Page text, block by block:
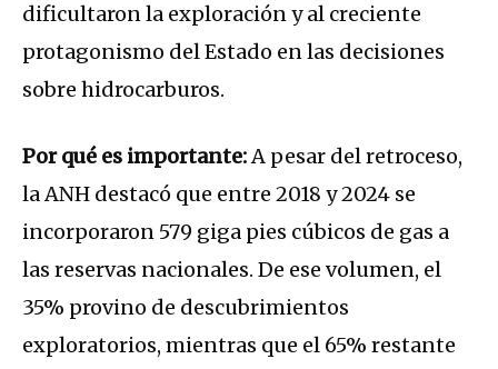
dificultaron la exploración y al creciente
protagonismo del Estado en las decisiones
sobre hidrocarburos.
Por qué es importante:A pesar del retroceso,
la ANH destacó que entre 2018 y 2024 se
incorporaron 579 giga pies cúbicos de gas a
las reservas nacionales. De ese volumen, el
35% provino de descubrimientos
exploratorios, mientras que el 65% restante